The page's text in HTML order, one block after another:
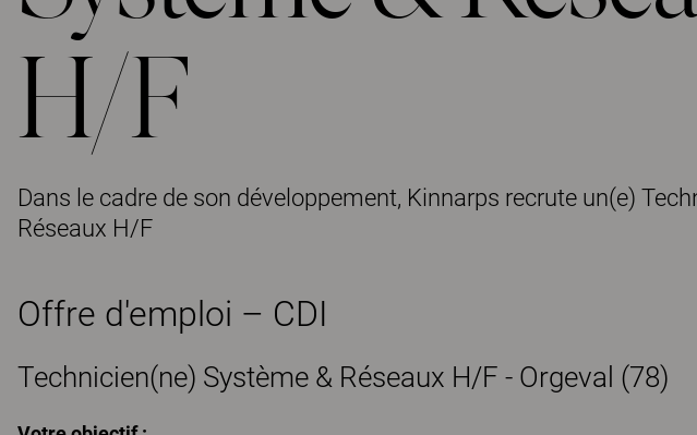
H/F
Dans le cadre de son développement, Kinnarps recrute un(e)
Réseaux H/F
Offre d'emploi – CDI
Technicien(ne) Système & Réseaux H/F - Orgeval (78)